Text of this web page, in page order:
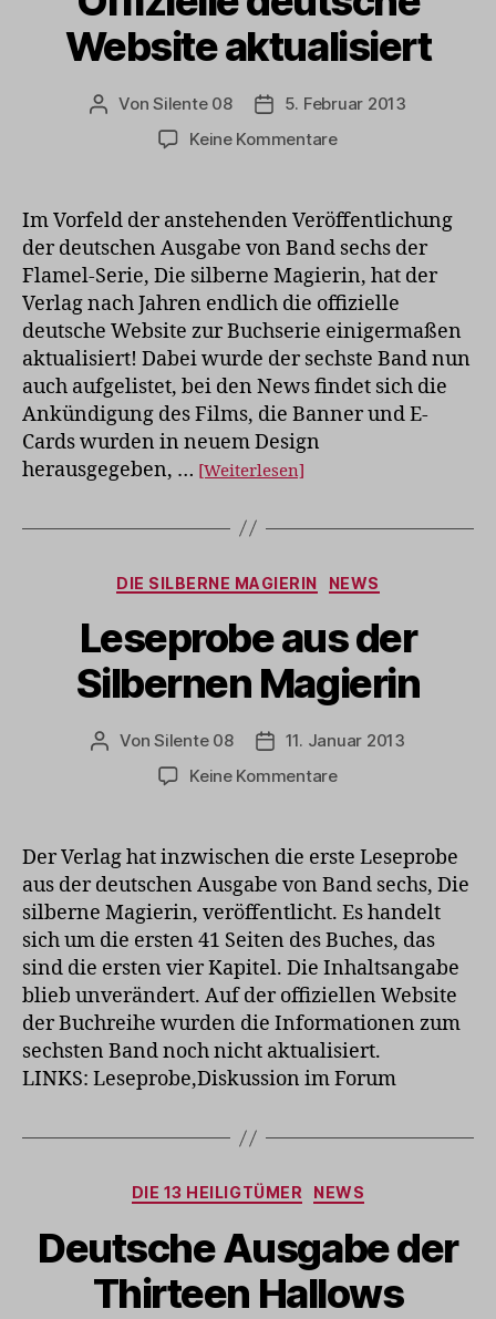
Website aktualisiert
Beitragsautor
VonSilente 08 Veröffentlichungsdatum
5. Februar 2013
Keine Kommentarezu
Website
aktualisiert
Im Vorfeld der anstehenden Veröffentlichung
der deutschen Ausgabe von Band sechs der
Flamel-Serie, Die silberne Magierin, hat der
Verlag nach Jahren endlich die offizielle
deutsche Website zur Buchserie einigermaßen
aktualisiert! Dabei wurde der sechste Band nun
auch aufgelistet, bei den News findet sich die
Ankündigung des Films, die Banner und E-
Cards wurden in neuem Design
herausgegeben, … [Weiterlesen]
Kategorien
DIE SILBERNE MAGIERIN NEWS
Leseprobe aus der
Silbernen Magierin
Beitragsautor
VonSilente 08 Veröffentlichungsdatum
11. Januar 2013
Keine Kommentarezu
der
Silbernen
Magierin
Der Verlag hat inzwischen die erste Leseprobe
aus der deutschen Ausgabe von Band sechs, Die
silberne Magierin, veröffentlicht. Es handelt
sich um die ersten 41 Seiten des Buches, das
sind die ersten vier Kapitel. Die Inhaltsangabe
blieb unverändert. Auf der offiziellen Website
der Buchreihe wurden die Informationen zum
sechsten Band noch nicht aktualisiert.
LINKS: Leseprobe,Diskussion im Forum
Kategorien
DIE 13 HEILIGTÜMER NEWS
Deutsche Ausgabe der
Thirteen Hallows